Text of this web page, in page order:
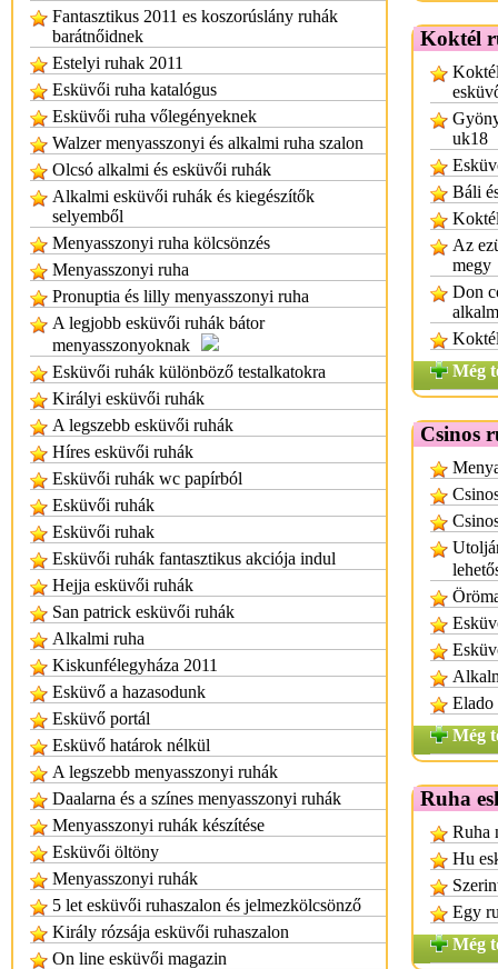
Fantasztikus 2011 es koszorúslány ruhák
barátnőidnek
Estelyi ruhak 2011
Esküvői ruha katalógus
Esküvői ruha vőlegényeknek
Walzer menyasszonyi és alkalmi ruha szalon
Olcsó alkalmi és esküvői ruhák
Alkalmi esküvői ruhák és kiegészítők
selyemből
Menyasszonyi ruha kölcsönzés
Menyasszonyi ruha
Pronuptia és lilly menyasszonyi ruha
A legjobb esküvői ruhák bátor
menyasszonyoknak
Esküvői ruhák különböző testalkatokra
Királyi esküvői ruhák
A legszebb esküvői ruhák
Híres esküvői ruhák
Esküvői ruhák wc papírból
Esküvői ruhák
Esküvői ruhak
Esküvői ruhák fantasztikus akciója indul
Hejja esküvői ruhák
San patrick esküvői ruhák
Alkalmi ruha
Kiskunfélegyháza 2011
Esküvő a hazasodunk
Esküvő portál
Esküvő határok nélkül
A legszebb menyasszonyi ruhák
Daalarna és a színes menyasszonyi ruhák
Menyasszonyi ruhák készítése
Esküvői öltöny
Menyasszonyi ruhák
5 let esküvői ruhaszalon és jelmezkölcsönző
Király rózsája esküvői ruhaszalon
On line esküvői magazin
Koktél
uk18
Báli
Az
megy
Don
Még
Csinos
Elado
Még
Ruha
Ruha
Hu
Egy
Még